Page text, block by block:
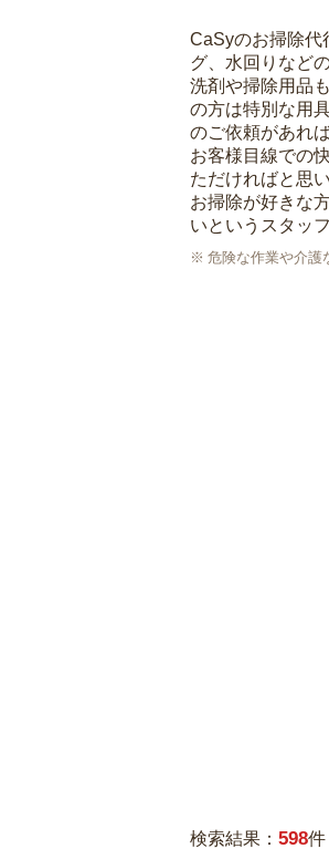
CaSyのお掃除代
グ、水回りなど
洗剤や掃除用品
の方は特別な用
のご依頼があれ
お客様目線での
ただければと思い
お掃除が好きな
いというスタッ
危険な作業や介護
検索結果： 598件